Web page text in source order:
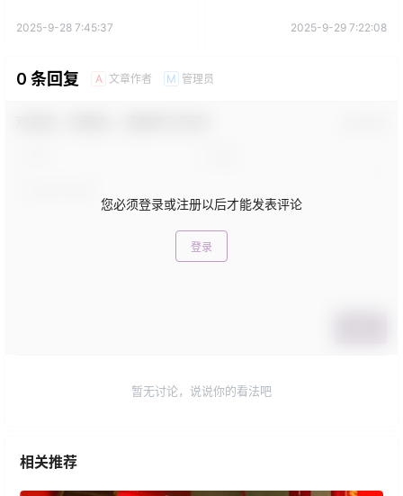
2025-9-28 7:45:37 2025-9-29 7:22:08
0 条回复 A 文章作者 M 管理员
您必须登录或注册以后才能发表评论
登录
暂无讨论，说说你的看法吧
相关推荐